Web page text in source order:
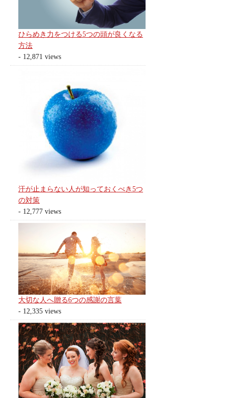
ひらめき力をつける5つの頭が良くなる
方法
- 12,871 views
汗が止まらない人が知っておくべき5つ
の対策
- 12,777 views
大切な人へ贈る6つの感謝の言葉
- 12,335 views